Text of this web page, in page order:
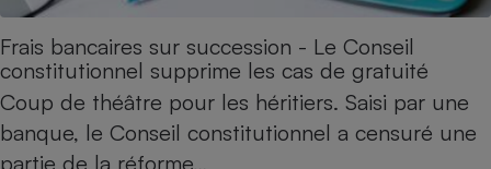
Frais bancaires sur succession - Le Conseil
constitutionnel supprime les cas de gratuité
Coup de théâtre pour les héritiers. Saisi par une
banque, le Conseil constitutionnel a censuré une
partie de la réforme…